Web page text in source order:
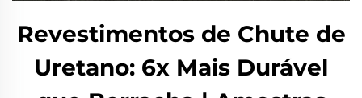
Revestimentos de Chute de
Uretano: 6x Mais Durável